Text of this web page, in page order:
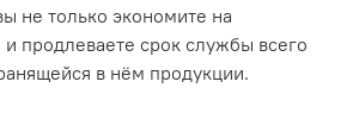
не только экономите на
и продлеваете срок службы всего
в нём продукции.